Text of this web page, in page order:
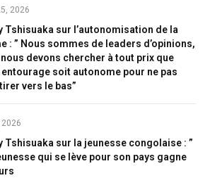
2026
Tshisuaka sur l’autonomisation de la
: ” Nous sommes de leaders d’opinions,
devons chercher à tout prix que
soit autonome pour ne pas
vers le bas”
2026
Tshisuaka sur la jeunesse congolaise : ”
qui se lève pour son pays gagne